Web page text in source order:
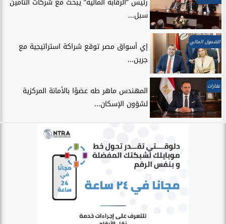
سبل...
الشمول المالي
إي أسواق مصر توقع شراكة استراتيجية مع
جرين...
عقارات
المهندس ماهر طه عضوًا بالأمانة المركزية
لشؤون الإسكان...